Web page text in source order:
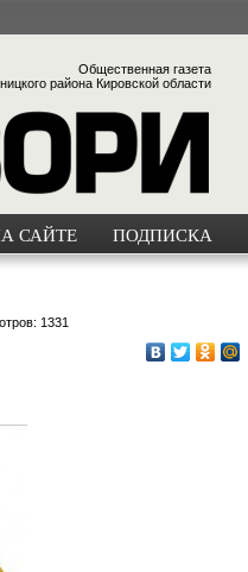
Общественная газета
района Кировской области
САЙТЕ ПОДПИСКА
1331